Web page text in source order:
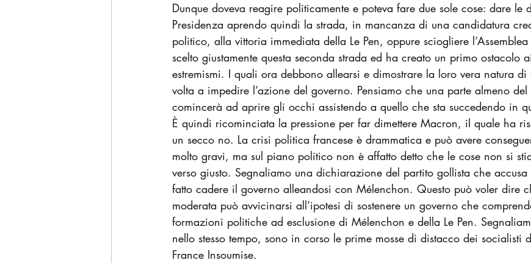
Dunque doveva reagire politicamente e poteva fare due sole cose: dare le
Presidenza aprendo quindi la strada, in mancanza di una candidatura
politico, alla vittoria immediata della Le Pen, oppure sciogliere
scelto giustamente questa seconda strada ed ha creato un primo ostacolo
estremismi. I quali ora debbono allearsi e dimostrare la loro vera natura di
volta a impedire l’azione del governo. Pensiamo che una parte almeno
comincerà ad aprire gli occhi assistendo a quello che sta succedendo in
È quindi ricominciata la pressione per far dimettere Macron, il quale ha
un secco no. La crisi politica francese è drammatica e può avere
molto gravi, ma sul piano politico non è affatto detto che le cose non si
verso giusto. Segnaliamo una dichiarazione del partito gollista che accusa
fatto cadere il governo alleandosi con Mélenchon. Questo può voler dire
moderata può avvicinarsi all’ipotesi di sostenere un governo che
formazioni politiche ad esclusione di Mélenchon e della Le Pen.
nello stesso tempo, sono in corso le prime mosse di distacco dei socialisti
France Insoumise.